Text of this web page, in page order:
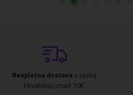
Besplatna dostava u cijeloj
Hrvatskoj iznad 70€